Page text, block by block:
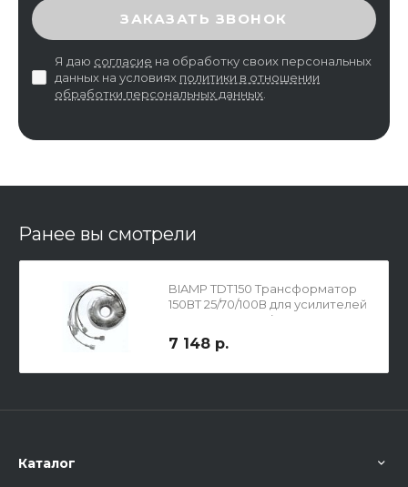
ВВЕДИТЕ ПРОВЕРОЧНЫЙ КОД
ЗАКАЗАТЬ ЗВОНОК
Я даю согласие на обработку своих персональных
данных на условиях политики в отношении
обработки персональных данных
Ранее вы смотрели
BIAMP TDT150 Трансформатор
150ВТ 25/70/100В для усилителей
серии MCA 8150 (для одного
канала)
7 148 р.
Каталог